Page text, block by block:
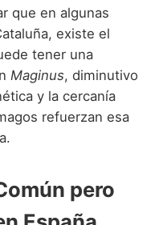
que en algunas
existe el
tener una
Maginus, diminutivo
y la cercanía
refuerzan esa
pero